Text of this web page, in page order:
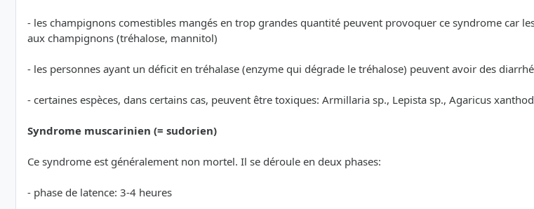
- les champignons comestibles mangés en trop grandes quantité peuvent provoquer ce syndrome car
aux champignons (tréhalose, mannitol)
- les personnes ayant un déficit en tréhalase (enzyme qui dégrade le tréhalose) peuvent avoir des
- certaines espèces, dans certains cas, peuvent être toxiques: Armillaria sp., Lepista sp., Agaricus
Syndrome muscarinien (= sudorien)
Ce syndrome est généralement non mortel. Il se déroule en deux phases:
- phase de latence: 3-4 heures